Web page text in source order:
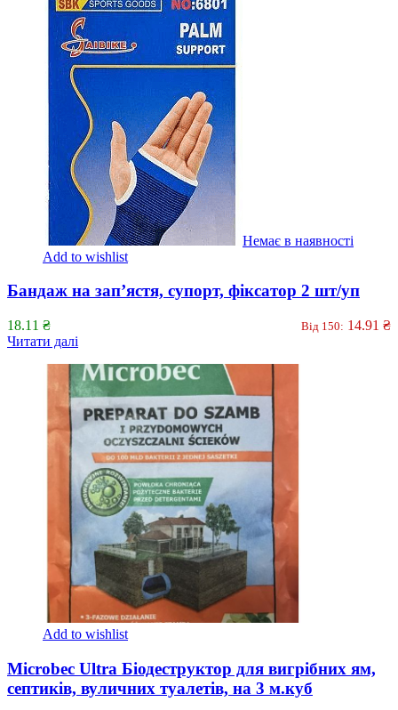
Немає в наявності
Add to wishlist
Бандаж на зап’ястя, супорт, фіксатор 2 шт/уп
18.11 ₴ Від 150: 14.91 ₴
Читати далі
Add to wishlist
Microbec Ultra Біодеструктор для вигрібних ям,
септиків, вуличних туалетів, на 3 м.куб